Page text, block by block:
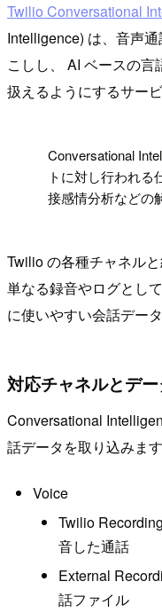
Twilio Conversational
Intelligence) は、音声
こしし、 AI ベースの
扱えるようにするサービ
Conversational
トに対し行われ
接感情分析などの
Twilio の各種チャネル
単なる録音やログとし
に使いやすい会話デー
対応チャネルとデ
Conversational
話データを取り込みます
Voice
Twilio
音した通話
External
話ファイル